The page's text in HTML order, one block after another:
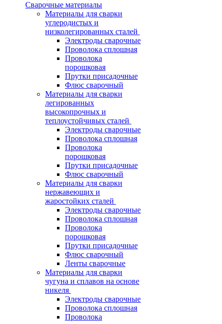
Сварочные материалы
Материалы для сварки
углеродистых и
низколегированных сталей
Электроды сварочные
Проволока сплошная
Проволока
порошковая
Прутки присадочные
Флюс сварочный
Материалы для сварки
легированных
высокопрочных и
теплоустойчивых сталей
Электроды сварочные
Проволока сплошная
Проволока
порошковая
Прутки присадочные
Флюс сварочный
Материалы для сварки
нержавеющих и
жаростойких сталей
Электроды сварочные
Проволока сплошная
Проволока
порошковая
Прутки присадочные
Флюс сварочный
Ленты сварочные
Материалы для сварки
чугуна и сплавов на основе
никеля
Электроды сварочные
Проволока сплошная
Проволока